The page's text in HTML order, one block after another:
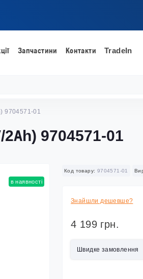
Запчастини Контакти TradeIn
9704571-01
2Аh) 9704571-01
в наявності
Код товару: 9704571-01
Знайшли дешевше?
4 199 грн.
Швидке замовлення